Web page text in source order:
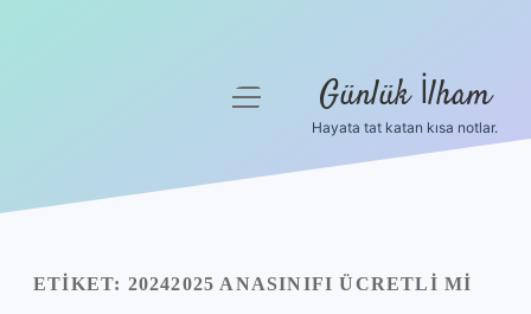
Yasal Uyarı
menüyü
Günlük İlham
Hayata tat katan kısa notlar.
ETIKET: 20242025 ANASINIFI ÜCRETLI MI